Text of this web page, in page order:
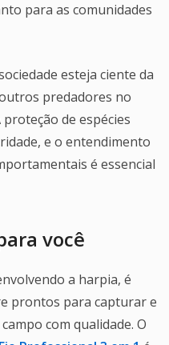
para as comunidades
esteja ciente da
predadores no
de espécies
e o entendimento
é essencial
você
a harpia, é
prontos para capturar e
com qualidade. O